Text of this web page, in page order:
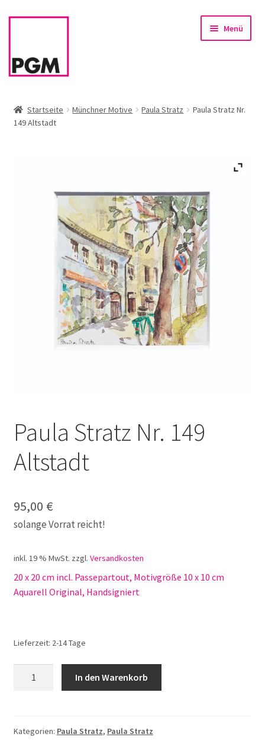
Zur
Zum
Menü
News
öffnen
Firmenservice – Kunst für Büro, Praxis, Kanzlei
✆ Service-Telefon 089 / 2323700
Startseite Münchner Motive Paula Stratz
Paula Stratz Nr.
149 Altstadt
Paula Stratz Nr. 149
Altstadt
95,00 €
solange Vorrat reicht!
inkl. 19 % MwSt. zzgl. Versandkosten
20 x 20 cm incl. Passepartout, Motivgröße 10 x 10 cm
Aquarell Original, Handsigniert
Lieferzeit: 2-14 Tage
Altstadt
In den Warenkorb
Kategorien: Paula Stratz, Paula Stratz